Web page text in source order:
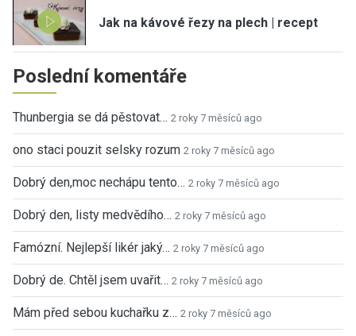
Jak na kávové řezy na plech | recept
Poslední komentáře
Thunbergia se dá pěstovat… 2 roky 7 měsíců ago
ono staci pouzit selsky rozum 2 roky 7 měsíců ago
Dobrý den,moc nechápu tento… 2 roky 7 měsíců ago
Dobrý den, listy medvědího… 2 roky 7 měsíců ago
Famózní. Nejlepší likér jaký… 2 roky 7 měsíců ago
Dobrý de. Chtěl jsem uvařit… 2 roky 7 měsíců ago
Mám před sebou kuchařku z… 2 roky 7 měsíců ago